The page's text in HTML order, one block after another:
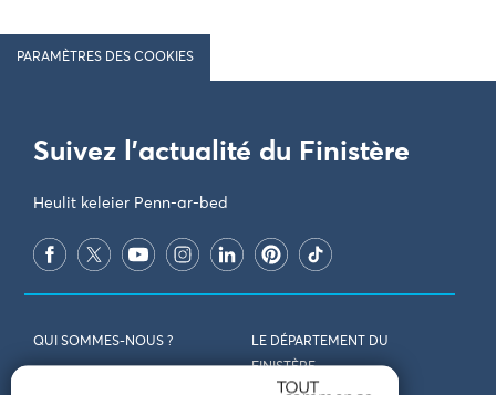
PARAMÈTRES DES COOKIES
Suivez l'actualité du Finistère
Heulit keleier Penn-ar-bed
QUI SOMMES-NOUS ?
LE DÉPARTEMENT DU
FINISTÈRE